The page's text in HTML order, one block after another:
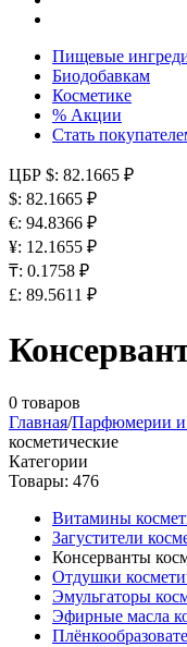
Пищевые
Биодобавкам
Косметике
% Акции
Стать
ЦБР $: 82.1665 ₽
$: 82.1665 ₽
€: 94.8366 ₽
¥: 12.1655 ₽
₸: 0.1758 ₽
£: 89.5611 ₽
0 товаров
Главная/Парфюмерии и
косметические
Категории
Товары: 476
Витамины
Загустители
Консерванты
Отдушки
Эмульгаторы
Эфирные масла